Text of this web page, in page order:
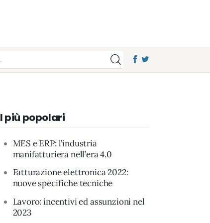
I più popolari
MES e ERP: l’industria
manifatturiera nell’era 4.0
Fatturazione elettronica 2022:
nuove specifiche tecniche
Lavoro: incentivi ed assunzioni nel
2023